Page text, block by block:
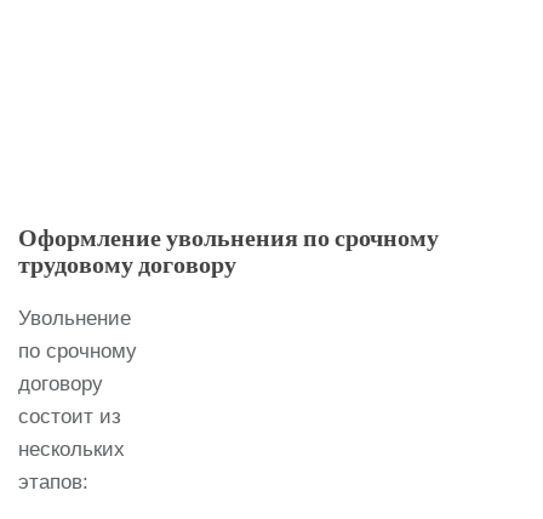
Оформление увольнения по срочному
трудовому договору
Увольнение
по срочному
договору
состоит из
нескольких
этапов: